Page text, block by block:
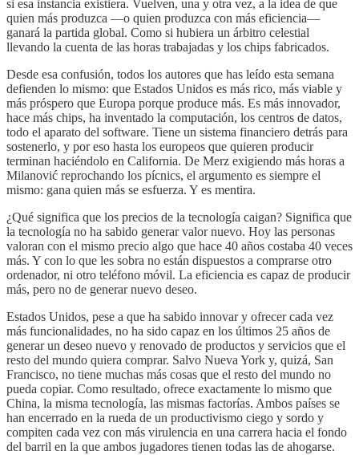
si esa instancia existiera. Vuelven, una y otra vez, a la idea de que
quien más produzca —o quien produzca con más eficiencia—
ganará la partida global. Como si hubiera un árbitro celestial
llevando la cuenta de las horas trabajadas y los chips fabricados.
Desde esa confusión, todos los autores que has leído esta semana
defienden lo mismo: que Estados Unidos es más rico, más viable y
más próspero que Europa porque produce más. Es más innovador,
hace más chips, ha inventado la computación, los centros de datos,
todo el aparato del software. Tiene un sistema financiero detrás para
sostenerlo, y por eso hasta los europeos que quieren producir
terminan haciéndolo en California. De Merz exigiendo más horas a
Milanović reprochando los pícnics, el argumento es siempre el
mismo: gana quien más se esfuerza. Y es mentira.
¿Qué significa que los precios de la tecnología caigan? Significa que
la tecnología no ha sabido generar valor nuevo. Hoy las personas
valoran con el mismo precio algo que hace 40 años costaba 40 veces
más. Y con lo que les sobra no están dispuestos a comprarse otro
ordenador, ni otro teléfono móvil. La eficiencia es capaz de producir
más, pero no de generar nuevo deseo.
Estados Unidos, pese a que ha sabido innovar y ofrecer cada vez
más funcionalidades, no ha sido capaz en los últimos 25 años de
generar un deseo nuevo y renovado de productos y servicios que el
resto del mundo quiera comprar. Salvo Nueva York y, quizá, San
Francisco, no tiene muchas más cosas que el resto del mundo no
pueda copiar. Como resultado, ofrece exactamente lo mismo que
China, la misma tecnología, las mismas factorías. Ambos países se
han encerrado en la rueda de un productivismo ciego y sordo y
compiten cada vez con más virulencia en una carrera hacia el fondo
del barril en la que ambos jugadores tienen todas las de ahogarse.